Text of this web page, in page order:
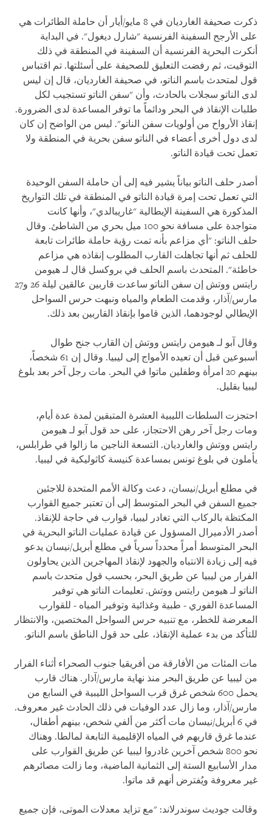
ذكرت صحيفة الغارديان في 8 مايو/أيار أن حاملة الطائرات هي
على الأرجح السفينة الفرنسية "شارل ديغول". في البداية
أنكرت البحرية الفرنسية أن السفينة في المنطقة في ذلك
التوقيت، ثم رفضت التعليق للصحيفة على أسئلتها. تم اقتباس
قول لمتحدث باسم الناتو، في صحيفة الغارديان، قال إن ليس
لدى الناتو سجلات بالحادث، وأن "سفن الناتو تستجيب لكل
طلبات الإنقاذ في البحر ودائماً ما توفر المساعدة لدى الضرورة.
إنقاذ الأرواح من أولويات سفن الناتو". ليس من الواضح إن كان
لدى دول أخرى أعضاء في الناتو سفن بحرية في المنطقة ولا
تعمل تحت قيادة الناتو.
أصدر حلف الناتو بياناً يشير فيه إلى أن حاملة السفن الوحيدة
التي تعمل تحت إمرة قيادة الناتو في المنطقة في تلك التواريخ
المذكورة هي السفينة الإيطالية "غاريبالدي"، وأنها كانت
متواجدة على مسافة نحو 100 ميل بحري من الشاطئ. وقال
حلف الناتو: "أي مزاعم بأنه تمت رؤية حاملة طائرات تابعة
للحلف ثم أنها تجاهلت القارب المطلوب إنقاذه هي مزاعم
خاطئة". المتحدث باسم الحلف في بروكسل قال لـ هيومن
رايتس ووتش إن سفن الناتو ساعدت قاربين عالقين ليلة 26 و27
مارس/آذار، وقدمت الطعام والمياه ونبهت حرس السواحل
الإيطالي لوجودهما، الذين قاموا بإنقاذ القاربين بعد ذلك.
وقال آبو لـ هيومن رايتس ووتش إن القارب جنح طوال
أسبوعين قبل أن تعيده الأمواج إلى ليبيا. وقال إن 61 شخصاً،
بينهم 20 امرأة وطفلين ماتوا في البحر. مات رجل آخر بعد بلوغ
ليبيا بقليل.
احتجزت السلطات الليبية العشرة المتبقين لمدة عدة أيام،
ومات رجل آخر رهن الاحتجاز، على حد قول آبو لـ هيومن
رايتس ووتش والغارديان. التسعة الناجين ما زالوا في طرابلس،
يأملون في بلوغ تونس بمساعدة كنيسة كاثوليكية في ليبيا.
في مطلع أبريل/نيسان، دعت وكالة الأمم المتحدة للاجئين
جميع السفن في البحر المتوسط إلى أن تعتبر جميع القوارب
المكتظة بالركاب التي تغادر ليبيا، قوارب في حاجة للإنقاذ.
أصدر الأدميرال المسؤول عن قيادة عمليات الناتو البحرية في
البحر المتوسط أمراً محدداً سرياً في مطلع أبريل/نيسان يدعو
فيه إلى زيادة الانتباه والجهود لإنقاذ المهاجرين الذين يحاولون
الفرار من ليبيا عن طريق البحر، بحسب قول متحدث باسم
الناتو لـ هيومن رايتس ووتش. تعليمات الناتو هي توفير
المساعدة الفوري - طبية وغذائية وتوفير المياه - للقوارب
المعرضة للخطر، مع تنبيه حرس السواحل المختصين، والانتظار
للتأكد من بدء عملية الإنقاذ، على حد قول الناطق باسم الناتو.
مات المئات من الأفارقة من أفريقيا جنوب الصحراء أثناء الفرار
من ليبيا عن طريق البحر منذ نهاية مارس/آذار. هناك قارب
يحمل 600 شخص غرق قرب السواحل الليبية في السابع من
مارس/آذار، وما زال عدد الوفيات في ذلك الحادث غير معروف.
في 6 أبريل/نيسان مات أكثر من ألفي شخص، بينهم أطفال،
عندما غرق قاربهم في المياه الإقليمية التابعة لمالطا. وهناك
نحو 800 شخص آخرين غادروا ليبيا عن طريق القوارب على
مدار الأسابيع الستة إلى الثمانية الماضية، وما زالت مصائرهم
غير معروفة ويُفترض أنهم قد ماتوا.
وقالت جوديث سوندرلاند: "مع تزايد معدلات الموتى، فإن جميع